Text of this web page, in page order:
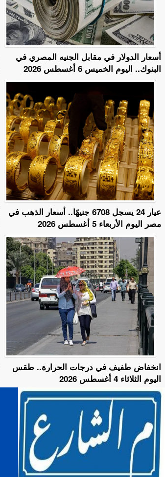
أسعار الدولار في مقابل الجنيه المصري في
البنوك.. اليوم الخميس 6 أغسطس 2026
عيار 24 يسجل 6708 جنيهًا.. أسعار الذهب في
مصر اليوم الأربعاء 5 أغسطس 2026
​انخفاض طفيف في درجات الحرارة.. طقس
اليوم الثلاثاء 4 أغسطس 2026